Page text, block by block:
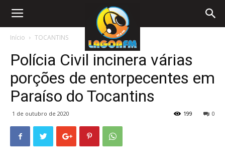
Início TOCANTINS
Polícia Civil incinera várias
porções de entorpecentes em
Paraíso do Tocantins
1 de outubro de 2020 0
199